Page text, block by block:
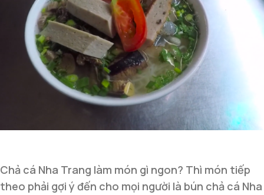
Chả cá Nha Trang làm món gì ngon? Thì món tiếp
theo phải gợi ý đến cho mọi người là bún chả cá Nha